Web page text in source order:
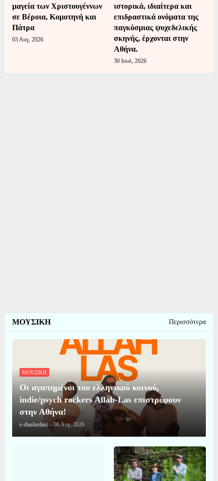
μαγεία των Χριστουγέννων
σε Βέροια, Κομοτηνή και
Πάτρα
03 Αυγ, 2026
ιστορικά, ιδιαίτερα και
επιδραστικά ονόματα της
παγκόσμιας ψυχεδελικής
σκηνής, έρχονται στην
Αθήνα.
30 Ιουλ, 2026
ΜΟΥΣΙΚΗ Περισσότερα
ΜΟΥΣΙΚΗ
Οι αγαπημένοι του ελληνικού κοινού,
indie/psych rockers Allah-Las επιστρέφουν
στην Αθήνα!
e-diaskedasi - 06 Αυγ, 2026